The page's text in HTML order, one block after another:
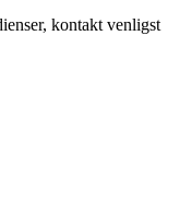
kontakt venligst